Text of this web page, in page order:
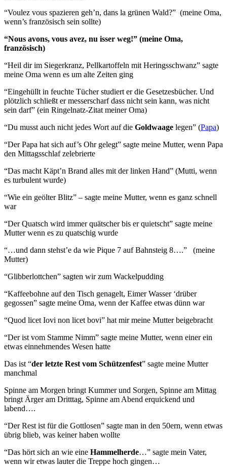
“Voulez vous spazieren geh’n, dans la grünen Wald?” (meine Oma,
wenn’s französisch sein sollte)
“Nous avons, vous avez, nu isser weg!” (meine Oma,
französisch)
“Heil dir im Siegerkranz, Pellkartoffeln mit Heringsschwanz” sagte
meine Oma wenn es um alte Zeiten ging
“Eingehüllt in feuchte Tücher studiert er die Gesetzesbücher. Und
plötzlich schließt er messerscharf dass nicht sein kann, was nicht
sein darf” (ein Ringelnatz-Zitat meiner Oma)
“Du musst auch nicht jedes Wort auf die Goldwaage legen” (Papa)
“Der Papa hat sich auf’s Ohr gelegt” sagte meine Mutter, wenn Papa
den Mittagsschlaf zelebrierte
“Das macht Käpt’n Brand alles mit der linken Hand” (Mutti, wenn
es turbulent wurde)
“Wie ein geölter Blitz” – sagte meine Mutter, wenn es ganz schnell
war
“Der Quatsch wird immer quätscher bis er quietscht” sagte meine
Mutter wenn es zu quatschig wurde
“…und dann stehst’e da wie Pique 7 auf Bahnsteig 8….” (meine
Mutter)
“Glibberlottchen” sagten wir zum Wackelpudding
“Kaffeebohne auf den Tisch genagelt, Eimer Wasser ‘drüber
gegossen” sagte meine Oma, wenn der Kaffee etwas dünn war
“Quod licet Iovi non licet bovi” hat mir meine Mutter beigebracht
“Der ist vom Stamme Nimm” sagte meine Mutter, wenn einer ein
etwas einnehmendes Wesen hatte
Das ist “der letzte Rest vom Schützenfest” sagte meine Mutter
manchmal
Spinne am Morgen bringt Kummer und Sorgen, Spinne am Mittag
bringt Ärger am Dritttag, Spinne am Abend erquickend und
labend….
“Der Rest ist für die Gottlosen” sagte man in den 50ern, wenn etwas
übrig blieb, was keiner haben wollte
“Das hört sich an wie eine Hammelherde…” sagte mein Vater,
wenn wir etwas lauter die Treppe hoch gingen…